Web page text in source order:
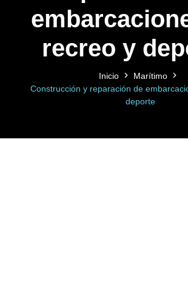
recreo y
Inicio
Marítimo
Construcción y reparación de
deporte